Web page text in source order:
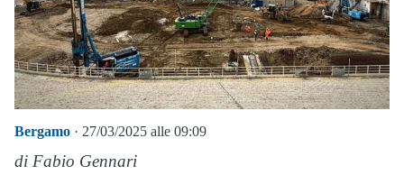
Bergamo · 27/03/2025 alle 09:09
di Fabio Gennari